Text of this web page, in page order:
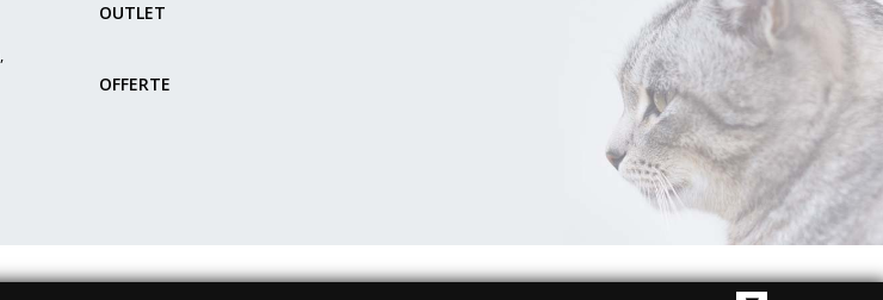
,
OUTLET
OFFERTE